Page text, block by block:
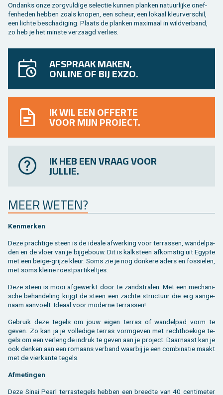
On­danks onze zorg­vul­di­ge se­lec­tie kun­nen plan­ken na­tuur­lij­ke on­ef­
fen­he­den heb­ben zoals kno­pen, een scheur, een lo­kaal kleur­ver­schil,
een lich­te be­scha­di­ging. Plaats de plan­ken maxi­maal in wild­ver­band,
zo heb je het min­ste ver­zaagd ver­lies.
AFSPRAAK MAKEN,
ONLINE OF BIJ EXZO.
IK WIL EEN OFFERTE
VOOR MIJN PROJECT.
IK HEB EEN VRAAG VOOR
JULLIE.
MEER WETEN?
Ken­mer­ken
Deze prach­ti­ge steen is de ide­a­le af­wer­king voor ter­ras­sen, wan­del­pa­
den en de vloer van je bij­ge­bouw. Dit is kalk­steen af­kom­stig uit Egyp­te
met een beige-grij­ze kleur. Soms zie je nog don­ke­re aders en fos­sie­len,
met soms klei­ne roest­par­ti­kel­tjes.
Deze steen is mooi af­ge­werkt door te zand­stra­len. Met een me­cha­ni­
sche be­han­de­ling krijgt de steen een zach­te struc­tuur die erg aan­ge­
naam aan­voelt. Ide­aal voor mo­der­ne ter­ras­sen!
Ge­bruik deze te­gels om jouw eigen ter­ras of wan­del­pad vorm te
geven. Zo kan ja je vol­le­di­ge ter­ras vorm­ge­ven met recht­hoe­ki­ge te­
gels om een ver­leng­de in­druk te geven aan je pro­ject. Daar­naast kan je
ook den­ken aan een ro­maans ver­band waar­bij je een com­bi­na­tie maakt
met de vier­kan­te te­gels.
Af­me­tin­gen
Deze Sinai Pearl terras­tegels heb­ben een breed­te van 40 cen­ti­me­ter